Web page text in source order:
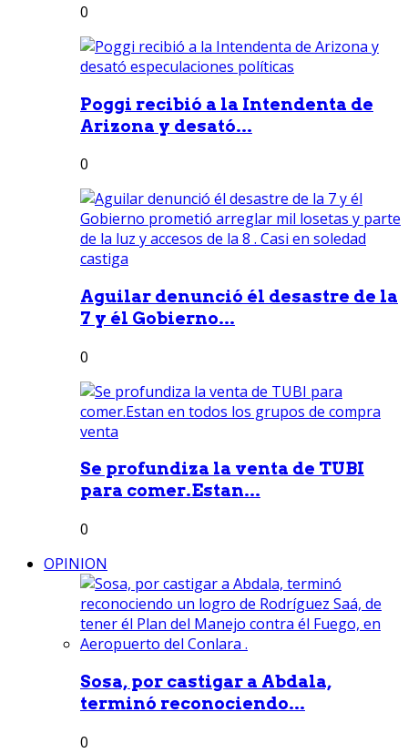
0
Poggi recibió a la Intendenta de
Arizona y desató...
0
Aguilar denunció él desastre de la
7 y él Gobierno...
0
Se profundiza la venta de TUBI
para comer.Estan...
0
OPINION
Sosa, por castigar a Abdala,
terminó reconociendo...
0